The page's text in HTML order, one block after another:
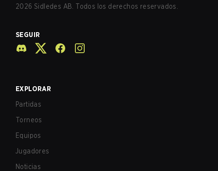
2026 Sidledes AB. Todos los derechos reservados.
SEGUIR
EXPLORAR
Partidas
Torneos
Equipos
Jugadores
Noticias